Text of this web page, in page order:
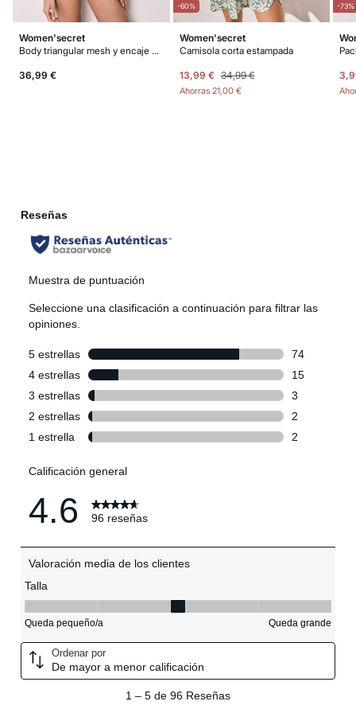
Women'secret
Body triangular mesh y encaje negro
36,99 €
-60%
Women'secret
Camisola corta estampada
13,99 € 34,99 €
Ahorras 21,00 €
-73%